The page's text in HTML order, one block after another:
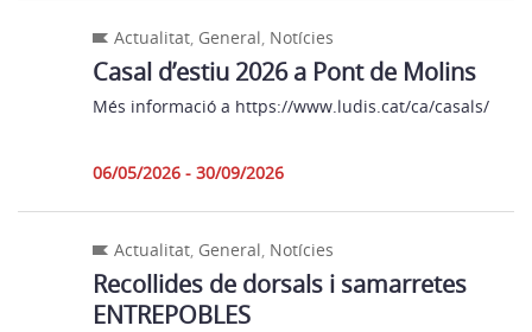
Actualitat, General, Notícies
Casal d’estiu 2026 a Pont de Molins
Més informació a https://www.ludis.cat/ca/casals/
06/05/2026 - 30/09/2026
Actualitat, General, Notícies
Recollides de dorsals i samarretes
ENTREPOBLES